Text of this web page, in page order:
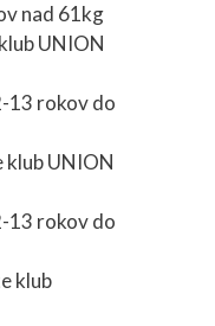
nad 61kg
UNION
13 rokov do
UNION
13 rokov do
klub